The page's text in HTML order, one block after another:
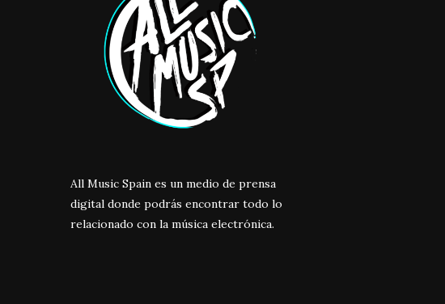
All Music Spain es un medio de prensa
digital donde podrás encontrar todo lo
relacionado con la música electrónica.